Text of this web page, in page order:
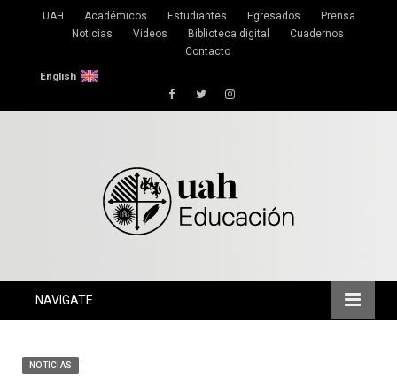
UAH Académicos Estudiantes Egresados
Prensa
Noticias
Videos Biblioteca digital
Cuadernos
Contacto
English
FacebookTwitterInstagram
NAVIGATE
NOTICIAS